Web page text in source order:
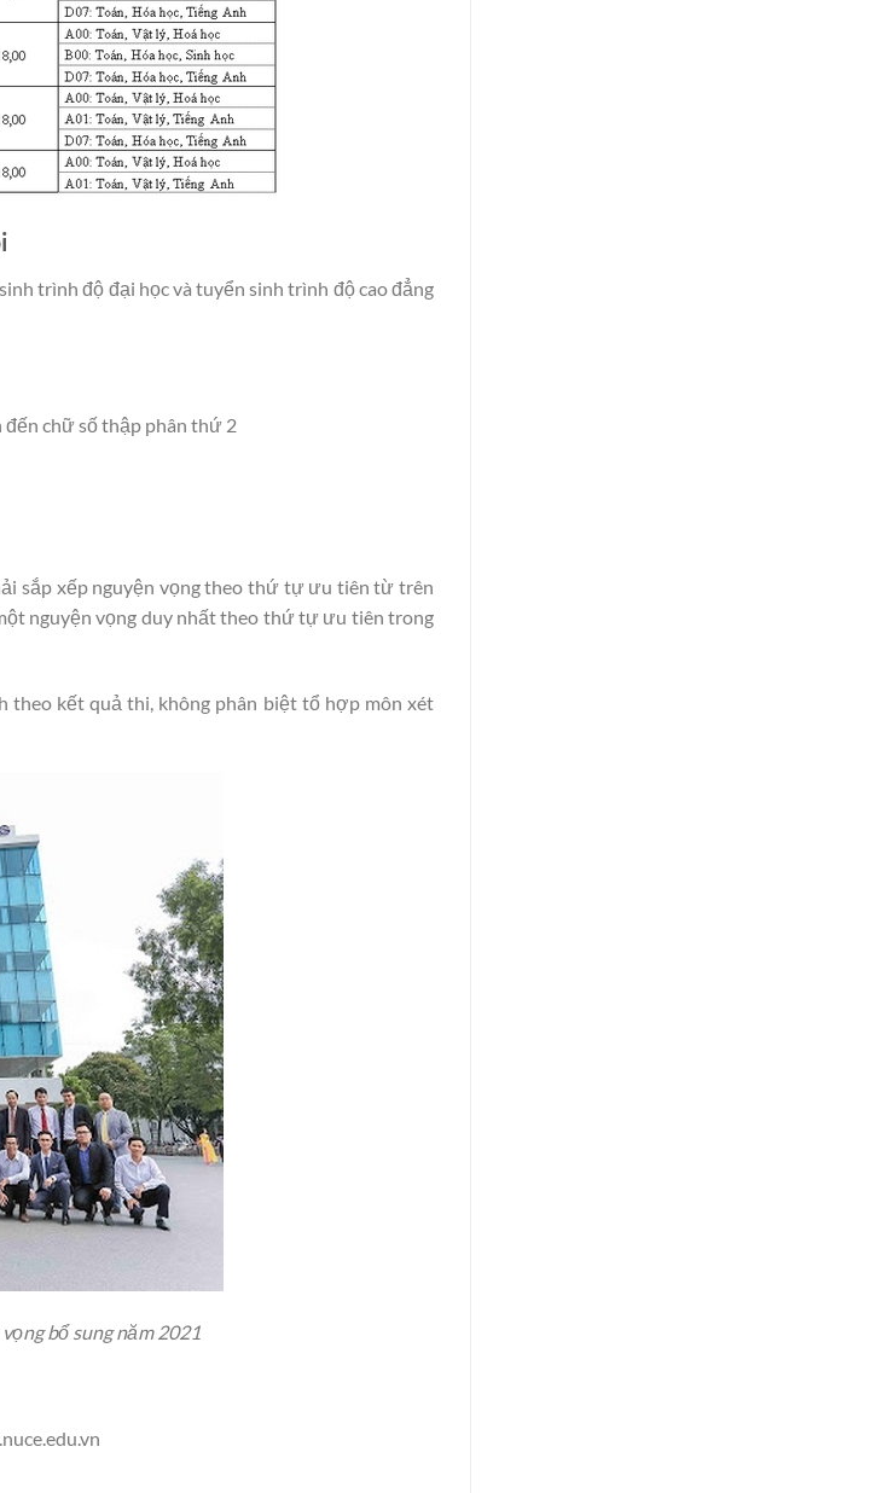
trình độ đại học và tuyển sinh trình độ cao đẳng
chữ số thập phân thứ 2
sắp xếp nguyện vọng theo thứ tự ưu tiên từ trên
nguyện vọng duy nhất theo thứ tự ưu tiên trong
theo kết quả thi, không phân biệt tổ hợp môn xét
bổ sung năm 2021